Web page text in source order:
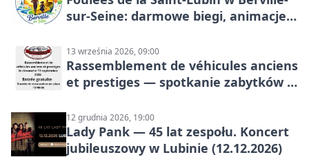
sur-Seine: darmowe biegi, animacje i
13 września 2026, 09:00
Rassemblement de véhicules anciens
et prestiges — spotkanie zabytków i
12 grudnia 2026, 19:00
Lady Pank — 45 lat zespołu. Koncert
jubileuszowy w Lubinie (12.12.2026)